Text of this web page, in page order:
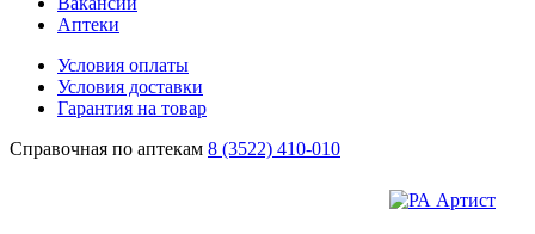
Аптеки
Условия оплаты
Условия доставки
Гарантия на товар
Справочная по аптекам 8 (3522) 410-010